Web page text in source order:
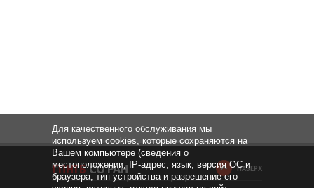
НАВЕРХ
Для качественного обслуживания мы
используем cookies, которые сохраняются на
Вашем компьютере (сведения о
местоположении; IP-адрес; язык, версия ОС и
браузера; тип устройства и разрешение его